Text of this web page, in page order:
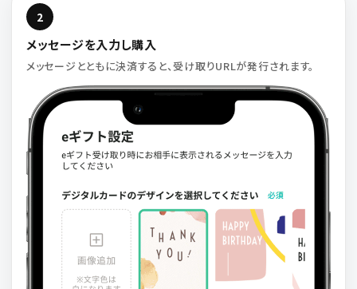
2
メッセージを入力し購入
メッセージとともに決済すると、受け取りURLが発行されます。